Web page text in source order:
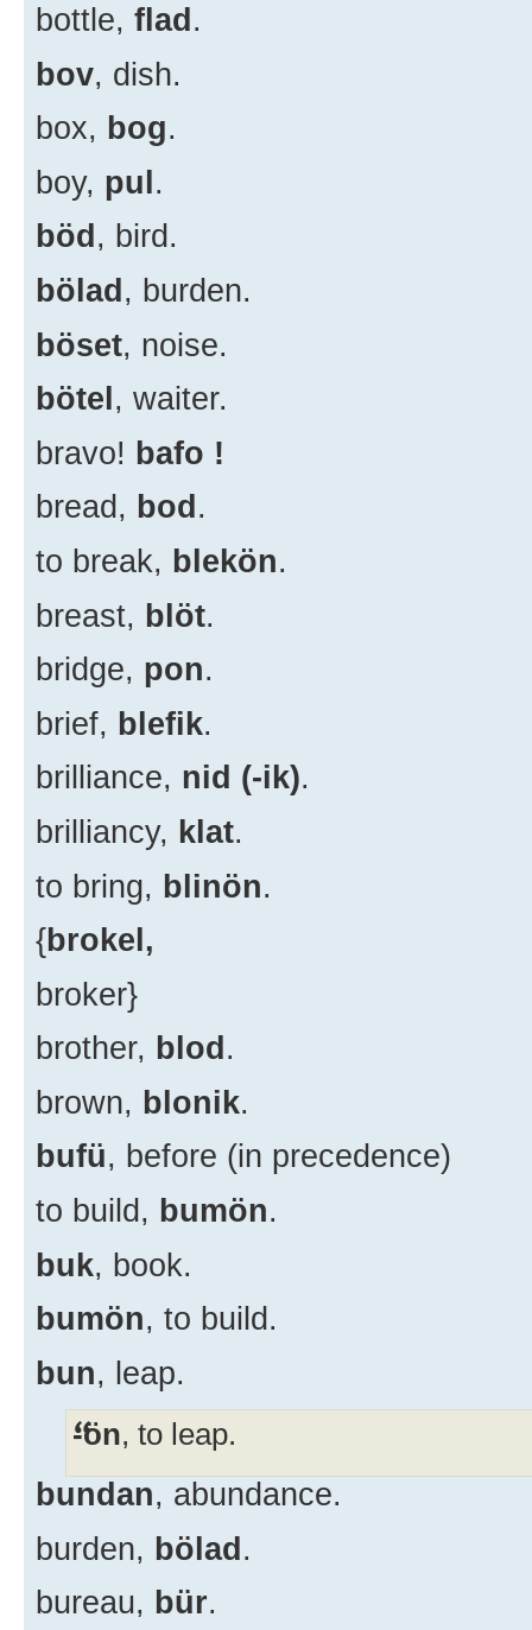
bottle, flad.
bov, dish.
box, bog.
boy, pul.
böd , bird.
bölad, burden.
böset, noise.
bötel, waiter.
bravo! bafo !
bread, bod.
to break, blekön.
breast, blöt.
bridge, pon.
brief, blefik.
brilliance, nid (-ik).
brilliancy, klat.
to bring, blinön.
{brokel,
broker}
brother, blod.
brown, blonik.
bufü, before (in precedence)
to build, bumön.
buk, book.
bumön, to build.
bun, leap.
-ön, to leap.
bundan, abundance.
burden, bölad.
bureau, bür.